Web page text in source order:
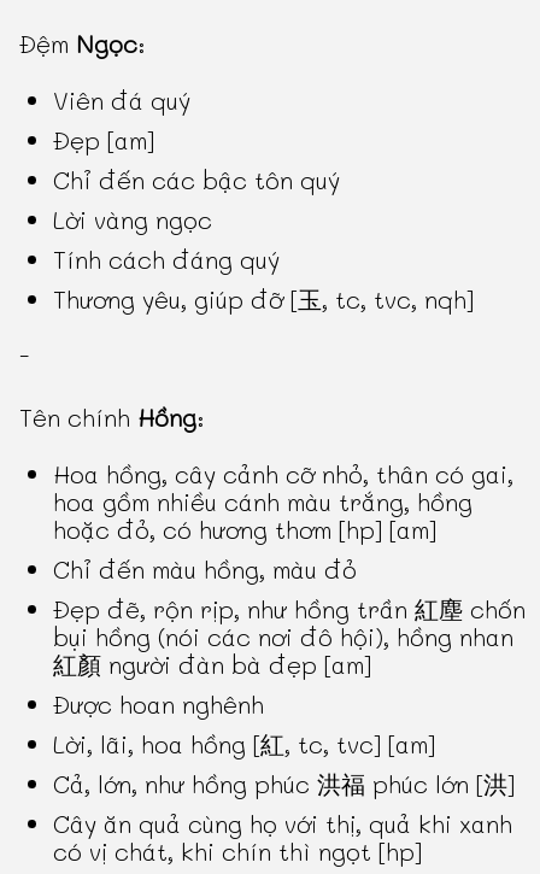
Đệm Ngọc:
Viên đá quý
Đẹp [am]
Chỉ đến các bậc tôn quý
Lời vàng ngọc
Tính cách đáng quý
Thương yêu, giúp đỡ [玉, tc, tvc, nqh]
-
Tên chính Hồng:
Hoa hồng, cây cảnh cỡ nhỏ, thân có gai,
hoa gồm nhiều cánh màu trắng, hồng
hoặc đỏ, có hương thơm [hp] [am]
Chỉ đến màu hồng, màu đỏ
Ðẹp đẽ, rộn rịp, như hồng trần 紅塵 chốn
bụi hồng (nói các nơi đô hội), hồng nhan
紅顏 người đàn bà đẹp [am]
Được hoan nghênh
Lời, lãi, hoa hồng [紅, tc, tvc] [am]
Cả, lớn, như hồng phúc 洪福 phúc lớn [洪]
Cây ăn quả cùng họ với thị, quả khi xanh
có vị chát, khi chín thì ngọt [hp]